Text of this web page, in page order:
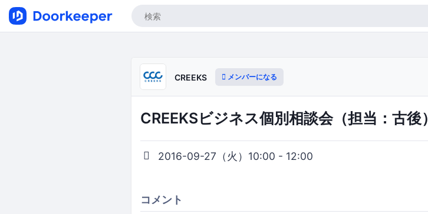
CREEKS メンバーになる
CREEKSビジネス個別相談会（担当：古後）
2016-09-27（火）10:00 - 12:00
コメント